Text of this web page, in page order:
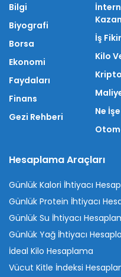
Bilgi
Biyografi
Borsa
Ekonomi
Faydaları
Finans
Gezi Rehberi
İş
Kilo
Ne
Hesaplama Araçları
Günlük Kalori İhtiyacı
Günlük Protein İhtiyacı
Günlük Su İhtiyacı
Günlük Yağ İhtiyacı
İdeal Kilo Hesaplama
Vücut Kitle İndeksi